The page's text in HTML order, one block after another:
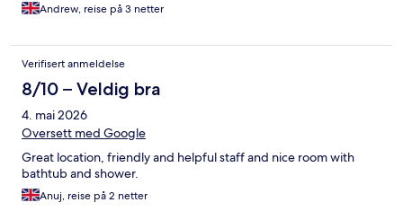
Andrew, reise på 3 netter
Verifisert anmeldelse
8/10 – Veldig bra
4. mai 2026
Oversett med Google
Great location, friendly and helpful staff and nice room with
bathtub and shower.
Anuj, reise på 2 netter